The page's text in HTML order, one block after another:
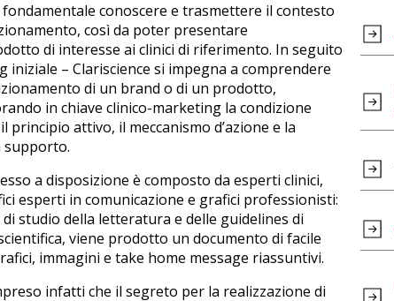
conoscere e trasmettere il contesto
così da poter presentare
di interesse ai clinici di riferimento. In seguito
iniziale – Clariscience si impegna a comprendere
di un brand o di un prodotto,
in chiave clinico-marketing la condizione
principio attivo, il meccanismo d’azione e la
supporto.
a disposizione è composto da esperti clinici,
esperti in comunicazione e grafici professionisti:
studio della letteratura e delle guidelines di
viene prodotto un documento di facile
immagini e take home message riassuntivi.
infatti che il segreto per la realizzazione di